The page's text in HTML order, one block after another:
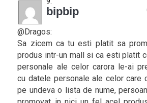
bipbip
@Dragos:
Sa zicem ca tu esti platit sa
produs intr-un mall si ca esti platit
personale ale celor carora le-ai
cu datele personale ale celor care
pe undeva o lista de nume,